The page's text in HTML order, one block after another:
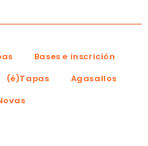
Bases e inscrición
(é)Tapas
Agasallos